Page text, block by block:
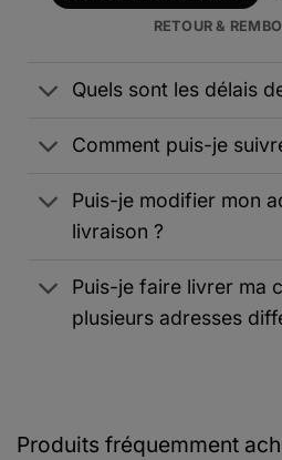
RETOUR &
Quels sont les délais
Comment puis-je
Puis-je modifier mon
livraison ?
Puis-je faire livrer ma
plusieurs adresses
Produits fréquemment